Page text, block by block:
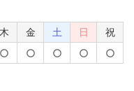
木 金 土 日
祝